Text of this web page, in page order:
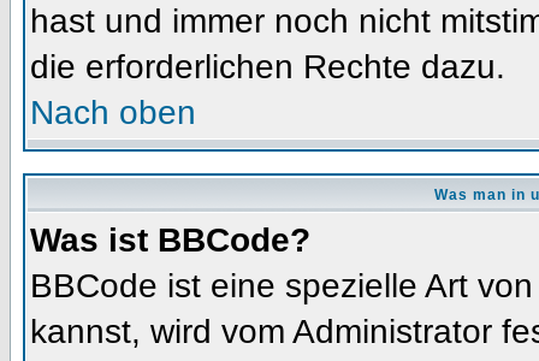
hast und immer noch nicht
die erforderlichen Rechte dazu.
Nach oben
Was man in
Was ist BBCode?
BBCode ist eine spezielle Art
kannst, wird vom Administrator